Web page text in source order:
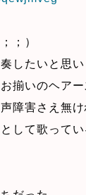
；）
したいと思
揃いのヘア
声障害さえ無
して歌って